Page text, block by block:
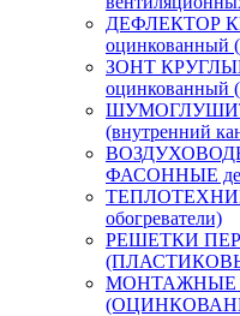
ДЕФЛЕКТОР
оцинкованный
ЗОНТ
оцинкованный
(внутренний
ФАСОННЫЕ
обогреватели)
РЕШЕТКИ
МОНТАЖНЫЕ